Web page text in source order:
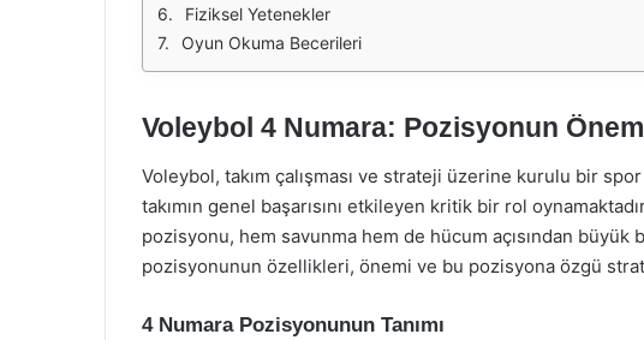
Fiziksel Yetenekler
Oyun Okuma Becerileri
Voleybol 4 Numara: Pozisyonun
Voleybol, takım çalışması ve strateji üzerine kurulu bir
takımın genel başarısını etkileyen kritik bir rol
pozisyonu, hem savunma hem de hücum açısından
pozisyonunun özellikleri, önemi ve bu pozisyona özgü
4 Numara Pozisyonunun Tanımı